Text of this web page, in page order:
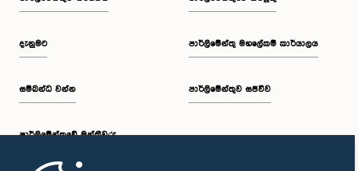
දැනුමට
සම්බන්ධ වන්න
පාර්ලි‌මේන්තුවේ මන්ත්‍රීවරු
පාර්ලිමේන්තු මහලේකම් කාර්යාලය
පාර්ලිමේන්තුව සජීවීව